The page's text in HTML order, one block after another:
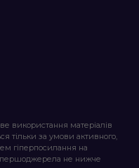
використання матеріалів
тільки за умови активного,
гіперпосилання на
першоджерела не нижче